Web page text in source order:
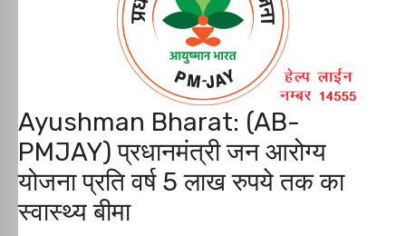
Ayushman Bharat: (AB-
PMJAY) प्रधानमंत्री जन आरोग्य
योजना प्रति वर्ष 5 लाख रुपये तक का
स्वास्थ्य बीमा